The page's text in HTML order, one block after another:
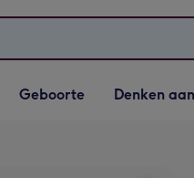
Vervolgkeuzelijst
Geboorte openen
Geboorte
Vervolgkeuzelijst
Denken aan
Denken aan